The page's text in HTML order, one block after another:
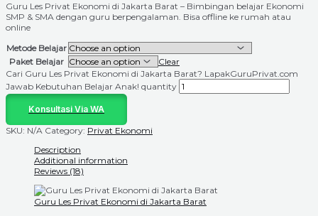
Guru Les Privat Ekonomi di Jakarta Barat – Bimbingan belajar Ekonomi
SMP & SMA dengan guru berpengalaman. Bisa offline ke rumah atau
online
Metode Belajar
Paket Belajar
Clear
Cari Guru Les Privat Ekonomi di Jakarta Barat? LapakGuruPrivat.com
Jawab Kebutuhan Belajar Anak! quantity
Konsultasi Via WA
SKU: N/A Category: Privat Ekonomi
Description
Additional information
Reviews (18)
Guru Les Privat Ekonomi di Jakarta Barat